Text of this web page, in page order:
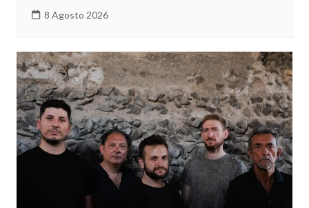
8 Agosto 2026